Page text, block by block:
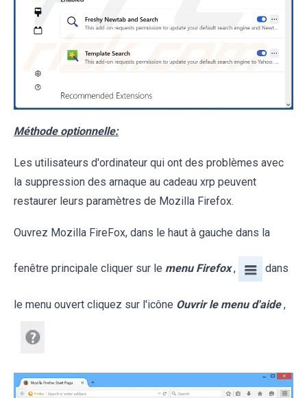
Méthode optionnelle:
Les utilisateurs d'ordinateur qui ont des problèmes avec
la suppression des arnaque au cadeau xrp peuvent
restaurer leurs paramètres de Mozilla Firefox.
Ouvrez Mozilla FireFox, dans le haut à gauche dans la
fenêtre principale cliquer sur le menu Firefox , dans
le menu ouvert cliquez sur l'icône Ouvrir le menu d'aide ,